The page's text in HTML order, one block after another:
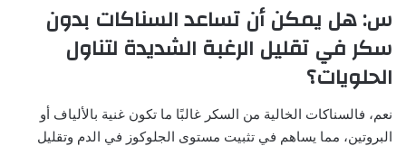
س: هل يمكن أن تساعد السناكات بدون
سكر في تقليل الرغبة الشديدة لتناول
الحلويات؟
نعم، فالسناكات الخالية من السكر غالبًا ما تكون غنية بالألياف أو
البروتين، مما يساهم في تثبيت مستوى الجلوكوز في الدم وتقليل